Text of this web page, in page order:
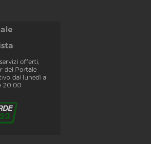
offerti,
del Portale
dal lunedì al
20.00